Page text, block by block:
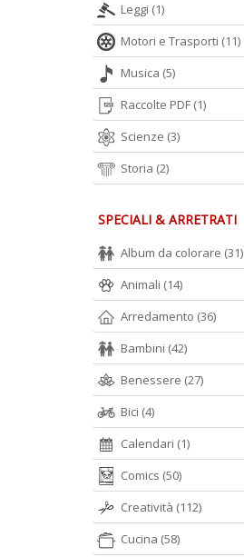
N
UOVA ENIGMISTICA TEDESCHI N.3012
Digitale Cartacea
Leggi (1)
Motori e Trasporti (11)
Musica (5)
Raccolte PDF (1)
Scienze (3)
Storia (2)
SPECIALI & ARRETRATI
Album da colorare (31)
Animali (14)
Arredamento (36)
Bambini (42)
Benessere (27)
Bici (4)
Calendari (1)
Comics (50)
Creatività (112)
Cucina (58)